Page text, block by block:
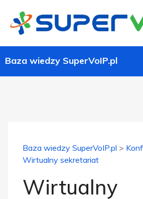
Baza wiedzy SuperVoIP.pl >
Wirtualny sekretariat
Wirtualny